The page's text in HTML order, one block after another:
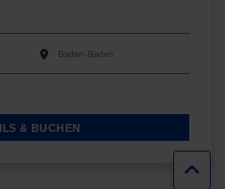
Baden-Baden
& BUCHEN